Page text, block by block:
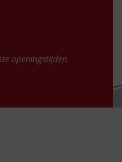
openingstijden.